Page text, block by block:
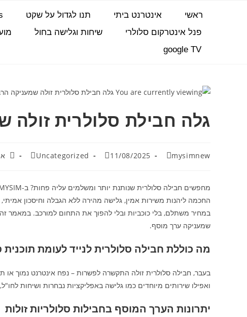
ראשי אינטרנט ביתי תנו לגדול על שקט
פנל אינטרקום סלולרי
שיחות וגלישה בחול
google TV
גלה חבילת סלולרית
mysimnew
11/08/2025
Uncategorized
החכמה ליהנות משירות אמין, גלישה מהירה ללא הגבלה וחיסכון
במחיר משתלם, בלי כוכביות ובלי להפוך את התחום למורכב. במאמר זה
שמעניקה ערך מוסף.
מה כוללת חבילה סלולרית לנייד לעומת
ואפילו שירותים מיוחדים כמו גלישה באפליקציות נבחרות ושיחות
יתרונות הערך המוסף בחבילות סלולריות זולות